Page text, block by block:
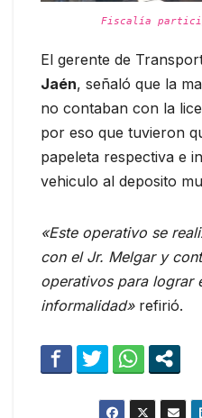
Fiscalía
El gerente de
Jaén, señaló que la
no contaban con la
por eso que tuvieron
papeleta respectiva e
vehiculo al deposito
«Este operativo se
con el Jr. Melgar y
operativos para lograr
informalidad»refirió.